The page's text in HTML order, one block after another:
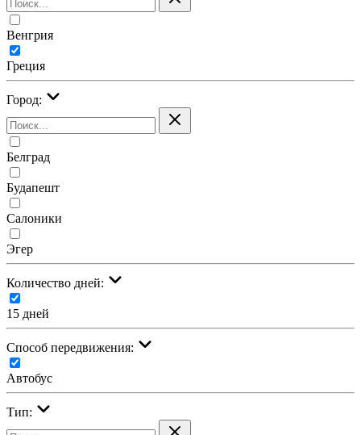
Венгрия
Греция
Город:
Белград
Будапешт
Салоники
Эгер
Количество дней:
15 дней
Cпособ передвижения:
Автобус
Тип: